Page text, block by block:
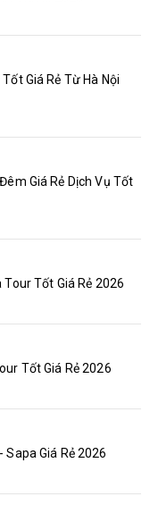
Giá Rẻ Từ Hà Nội
Giá Rẻ Dịch Vụ Tốt
Tour Tốt Giá Rẻ 2026
Tốt Giá Rẻ 2026
Sapa Giá Rẻ 2026